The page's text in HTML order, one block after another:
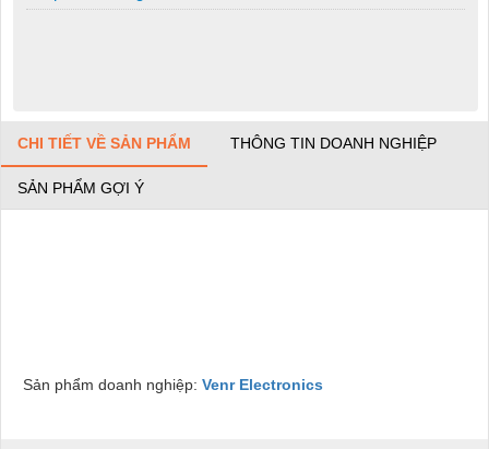
CHI TIẾT VỀ SẢN PHẨM THÔNG TIN DOANH NGHIỆP
SẢN PHẨM GỢI Ý
Sản phẩm doanh nghiệp: Venr Electronics